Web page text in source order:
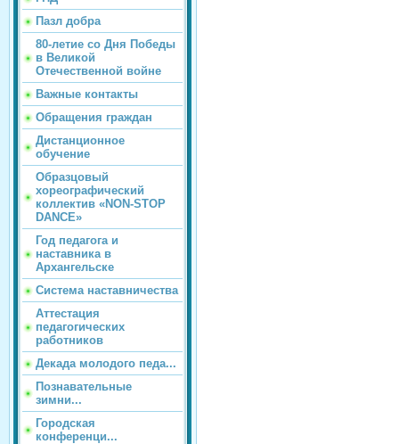
Пазл добра
80-летие со Дня Победы
в Великой
Отечественной войне
Важные контакты
Обращения граждан
Дистанционное
обучение
Образцовый
хореографический
коллектив «NON-STOP
DANCE»
Год педагога и
наставника в
Архангельске
Система наставничества
Аттестация
педагогических
работников
Декада молодого педа...
Познавательные
зимни...
Городская
конференци...